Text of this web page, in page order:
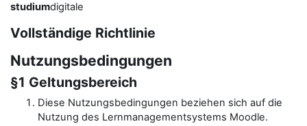
studiumdigitale
Vollständige Richtlinie
Nutzungsbedingungen
§1 Geltungsbereich
Diese Nutzungsbedingungen beziehen sich auf die
Nutzung des Lernmanagementsystems Moodle.